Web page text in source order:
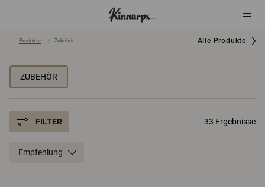
Produkte Zubehör Alle Produkte
ZUBEHÖR
FILTER 33 Ergebnisse
Empfehlung